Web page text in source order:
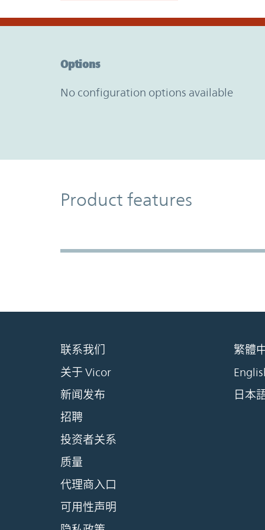
Options
No configuration options available
Product Features
Product features
联系我们
关于 Vicor
新闻发布
招聘
投资者关系
质量
代理商入口
可用性声明
繁體
日本